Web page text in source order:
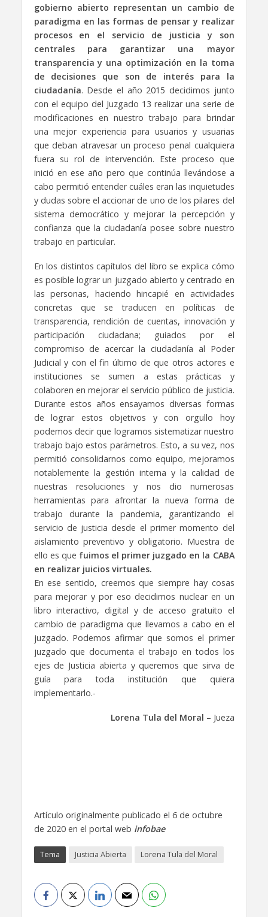
gobierno abierto representan un cambio de
paradigma en las formas de pensar y realizar
procesos en el servicio de justicia y son
centrales para garantizar una mayor
transparencia y una optimización en la toma
de decisiones que son de interés para la
ciudadanía. Desde el año 2015 decidimos junto
con el equipo del Juzgado 13 realizar una serie de
modificaciones en nuestro trabajo para brindar
una mejor experiencia para usuarios y usuarias
que deban atravesar un proceso penal cualquiera
fuera su rol de intervención. Este proceso que
inició en ese año pero que continúa llevándose a
cabo permitió entender cuáles eran las inquietudes
y dudas sobre el accionar de uno de los pilares del
sistema democrático y mejorar la percepción y
confianza que la ciudadanía posee sobre nuestro
trabajo en particular.
En los distintos capítulos del libro se explica cómo
es posible lograr un juzgado abierto y centrado en
las personas, haciendo hincapié en actividades
concretas que se traducen en políticas de
transparencia, rendición de cuentas, innovación y
participación ciudadana; guiados por el
compromiso de acercar la ciudadanía al Poder
Judicial y con el fin último de que otros actores e
instituciones se sumen a estas prácticas y
colaboren en mejorar el servicio público de justicia.
Durante estos años ensayamos diversas formas
de lograr estos objetivos y con orgullo hoy
podemos decir que logramos sistematizar nuestro
trabajo bajo estos parámetros. Esto, a su vez, nos
permitió consolidarnos como equipo, mejoramos
notablemente la gestión interna y la calidad de
nuestras resoluciones y nos dio numerosas
herramientas para afrontar la nueva forma de
trabajo durante la pandemia, garantizando el
servicio de justicia desde el primer momento del
aislamiento preventivo y obligatorio. Muestra de
ello es que fuimos el primer juzgado en la CABA
en realizar juicios virtuales.
En ese sentido, creemos que siempre hay cosas
para mejorar y por eso decidimos nuclear en un
libro interactivo, digital y de acceso gratuito el
cambio de paradigma que llevamos a cabo en el
juzgado. Podemos afirmar que somos el primer
juzgado que documenta el trabajo en todos los
ejes de Justicia abierta y queremos que sirva de
guía para toda institución que quiera
implementarlo.-
Lorena Tula del Moral – Jueza
Artículo originalmente publicado el 6 de octubre
de 2020 en el portal web infobae
Tema Justicia Abierta Lorena Tula del Moral